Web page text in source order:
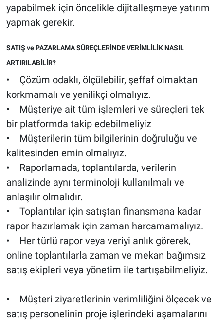
yapabilmek için öncelikle dijitalleşmeye yatırım
yapmak gerekir.
SATIŞ ve PAZARLAMA SÜREÇLERİNDE VERİMLİLİK NASIL
ARTIRILABİLİR?
• Çözüm odaklı, ölçülebilir, şeffaf olmaktan
korkmamalı ve yenilikçi olmalıyız.
• Müşteriye ait tüm işlemleri ve süreçleri tek
bir platformda takip edebilmeliyiz
• Müşterilerin tüm bilgilerinin doğruluğu ve
kalitesinden emin olmalıyız.
• Raporlamada, toplantılarda, verilerin
analizinde aynı terminoloji kullanılmalı ve
anlaşılır olmalıdır.
• Toplantılar için satıştan finansmana kadar
rapor hazırlamak için zaman harcamamalıyız.
• Her türlü rapor veya veriyi anlık görerek,
online toplantılarla zaman ve mekan bağımsız
satış ekipleri veya yönetim ile tartışabilmeliyiz.
• Müşteri ziyaretlerinin verimliliğini ölçecek ve
satış personelinin proje işlerindeki aşamalarını